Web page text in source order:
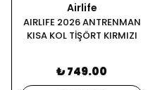
Airlife
AIRLIFE 2026 ANTRENMAN
KISA KOL TİŞÖRT KIRMIZI
₺ 749.00